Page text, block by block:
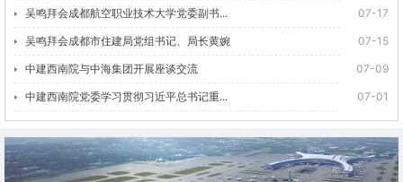
07-17
吴鸣拜会成都航空职业技术大学党委副书...
07-15
吴鸣拜会成都市住建局党组书记、局长黄婉
07-09
中建西南院与中海集团开展座谈交流
07-01
中建西南院党委学习贯彻习近平总书记重...